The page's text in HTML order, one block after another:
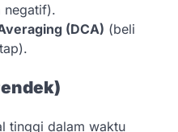
negatif).
(DCA) (beli
tinggi dalam waktu